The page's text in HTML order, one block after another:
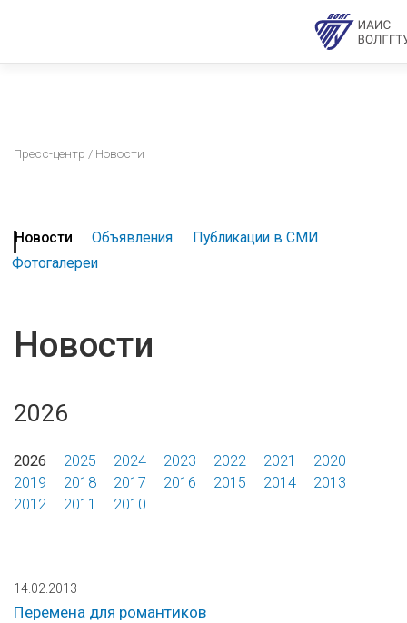
Пресс-центр / Новости
Новости Объявления
Публикации в СМИ
Фотогалереи
Новости
2026
2026 2025 2024 2023 2022 2021
2020
2019
2018 2017 2016 2015 2014
2013
2012
2011 2010
14.02.2013
Перемена для романтиков